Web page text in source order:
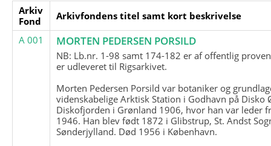
Arkiv
Fond
Arkivfondens titel samt kort beskrivelse
A 001
MORTEN PEDERSEN PORSILD
NB: Lb.nr. 1-98 samt 174-182 er af offentlig
er udleveret til Rigsarkivet.
Morten Pedersen Porsild var botaniker og
videnskabelige Arktisk Station i Godhavn på Disko
Diskofjorden i Grønland 1906, hvor han var leder
1946. Han blev født 1872 i Glibstrup, St. Andst
Sønderjylland. Død 1956 i København.